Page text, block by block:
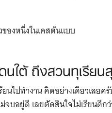
ของหนึ่งในเคสต้นแบบ
นใต้ ถึงสวนทุเรีย
ยนไปทำงาน คิดอย่างเดียวเลย
จบอยู่ดี เลยตัดสินใจไม่เรียนดีกว่